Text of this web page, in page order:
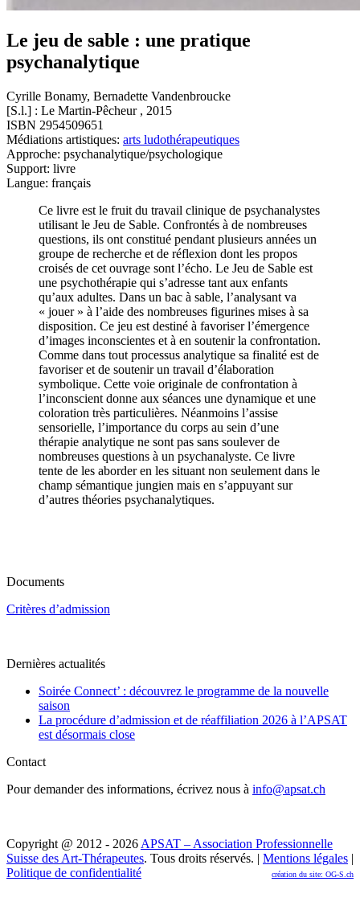
Le jeu de sable : une pratique
psychanalytique
Cyrille Bonamy, Bernadette Vandenbroucke
[S.l.] : Le Martin-Pêcheur , 2015
ISBN 2954509651
Médiations artistiques: arts ludothérapeutiques
Approche: psychanalytique/psychologique
Support: livre
Langue: français
Ce livre est le fruit du travail clinique de psychanalystes
utilisant le Jeu de Sable. Confrontés à de nombreuses
questions, ils ont constitué pendant plusieurs années un
groupe de recherche et de réflexion dont les propos
croisés de cet ouvrage sont l’écho. Le Jeu de Sable est
une psychothérapie qui s’adresse tant aux enfants
qu’aux adultes. Dans un bac à sable, l’analysant va
« jouer » à l’aide des nombreuses figurines mises à sa
disposition. Ce jeu est destiné à favoriser l’émergence
d’images inconscientes et à en soutenir la confrontation.
Comme dans tout processus analytique sa finalité est de
favoriser et de soutenir un travail d’élaboration
symbolique. Cette voie originale de confrontation à
l’inconscient donne aux séances une dynamique et une
coloration très particulières. Néanmoins l’assise
sensorielle, l’importance du corps au sein d’une
thérapie analytique ne sont pas sans soulever de
nombreuses questions à un psychanalyste. Ce livre
tente de les aborder en les situant non seulement dans le
champ sémantique jungien mais en s’appuyant sur
d’autres théories psychanalytiques.
Documents
Critères d’admission
Dernières actualités
Soirée Connect’ : découvrez le programme de la nouvelle
saison
La procédure d’admission et de réaffiliation 2026 à l’APSAT
est désormais close
Contact
Pour demander des informations, écrivez nous à info@apsat.ch
Copyright @ 2012 - 2026 APSAT – Association Professionnelle
Suisse des Art-Thérapeutes. Tous droits réservés. | Mentions légales |
Politique de confidentialité
création du site: OG-S.ch